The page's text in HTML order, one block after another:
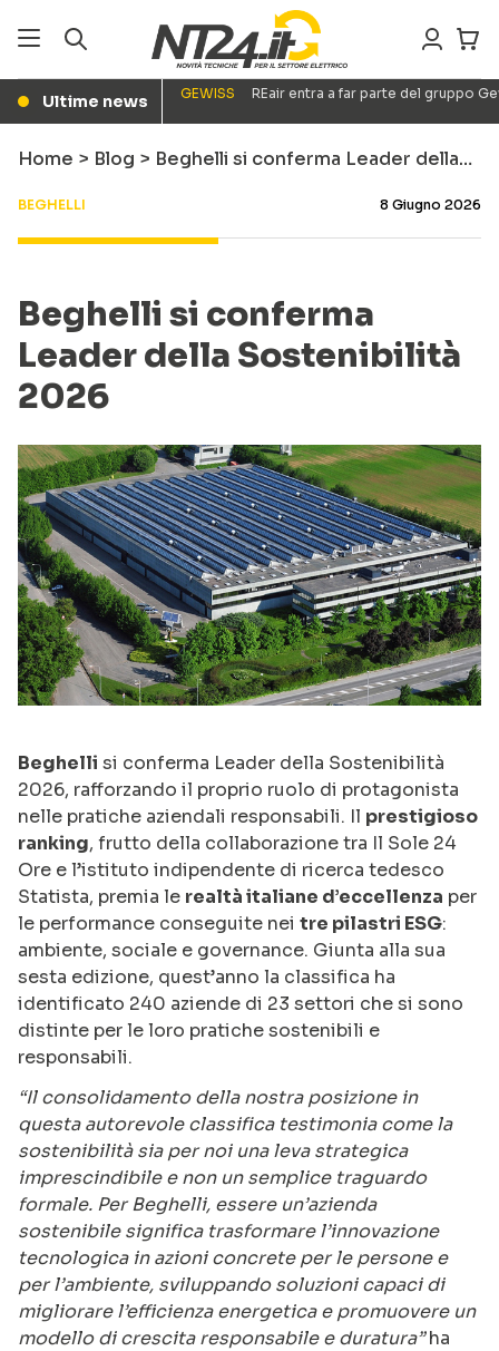
● Ultime news GEWISS REair entra a far parte del gruppo
Home > Blog > Beghelli si conferma Leader della…
BEGHELLI 8 Giugno 2026
Beghelli si conferma
Leader della Sostenibilità
2026
Beghelli si conferma Leader della Sostenibilità
2026, rafforzando il proprio ruolo di protagonista
nelle pratiche aziendali responsabili. Il prestigioso
ranking, frutto della collaborazione tra Il Sole 24
Ore e l’istituto indipendente di ricerca tedesco
Statista, premia le realtà italiane d’eccellenza per
le performance conseguite nei tre pilastri ESG:
ambiente, sociale e governance. Giunta alla sua
sesta edizione, quest’anno la classifica ha
identificato 240 aziende di 23 settori che si sono
distinte per le loro pratiche sostenibili e
responsabili.
“Il consolidamento della nostra posizione in
questa autorevole classifica testimonia come la
sostenibilità sia per noi una leva strategica
imprescindibile e non un semplice traguardo
formale. Per Beghelli, essere un’azienda
sostenibile significa trasformare l’innovazione
tecnologica in azioni concrete per le persone e
per l’ambiente, sviluppando soluzioni capaci di
migliorare l’efficienza energeticae promuovere un
modello di crescita responsabile e duratura”ha